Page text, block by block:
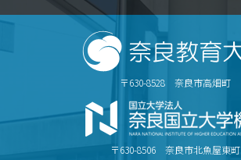
サイトマップ
交通アクセス
同窓会
後援会
〒630-8528 奈良市高畑町
〒630-8506 奈良市北魚屋東町